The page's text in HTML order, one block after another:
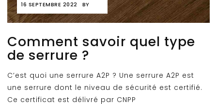
16 SEPTEMBRE 2022 BY
Comment savoir quel type
de serrure ?
C’est quoi une serrure A2P ? Une serrure A2P est
une serrure dont le niveau de sécurité est certifié.
Ce certificat est délivré par CNPP